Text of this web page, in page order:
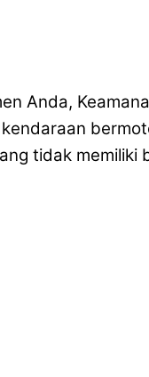
Anda,
tidak memiliki